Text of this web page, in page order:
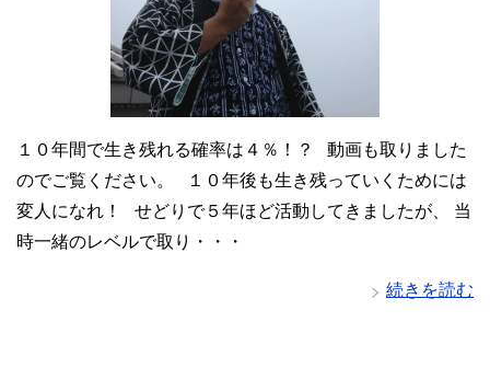
１０年間で生き残れる確率は４％！？ 動画も取りました
のでご覧ください。 １０年後も生き残っていくためには
変人になれ！ せどりで５年ほど活動してきましたが、 当
時一緒のレベルで取り・・・
続きを読む